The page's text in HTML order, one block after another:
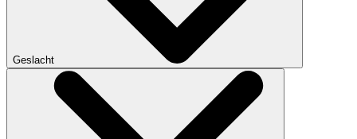
Geslacht